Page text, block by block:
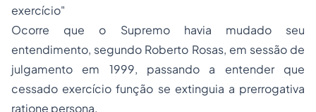
exercício"
Ocorre que o Supremo havia mudado seu
entendimento, segundo Roberto Rosas, em sessão de
julgamento em 1999, passando a entender que
cessado exercício função se extinguia a prerrogativa
ratione persona.